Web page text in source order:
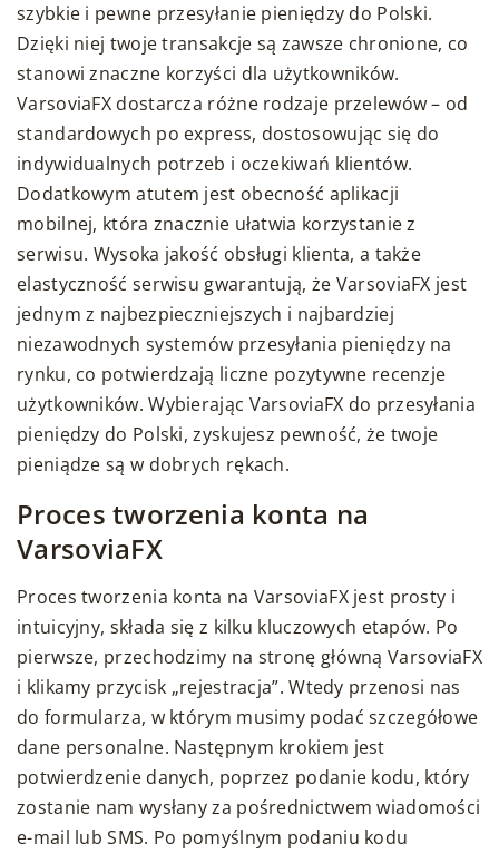
szybkie i pewne przesyłanie pieniędzy do Polski.
Dzięki niej twoje transakcje są zawsze chronione, co
stanowi znaczne korzyści dla użytkowników.
VarsoviaFX dostarcza różne rodzaje przelewów – od
standardowych po express, dostosowując się do
indywidualnych potrzeb i oczekiwań klientów.
Dodatkowym atutem jest obecność aplikacji
mobilnej, która znacznie ułatwia korzystanie z
serwisu. Wysoka jakość obsługi klienta, a także
elastyczność serwisu gwarantują, że VarsoviaFX jest
jednym z najbezpieczniejszych i najbardziej
niezawodnych systemów przesyłania pieniędzy na
rynku, co potwierdzają liczne pozytywne recenzje
użytkowników. Wybierając VarsoviaFX do przesyłania
pieniędzy do Polski, zyskujesz pewność, że twoje
pieniądze są w dobrych rękach.
Proces tworzenia konta na
VarsoviaFX
Proces tworzenia konta na VarsoviaFX jest prosty i
intuicyjny, składa się z kilku kluczowych etapów. Po
pierwsze, przechodzimy na stronę główną VarsoviaFX
i klikamy przycisk „rejestracja”. Wtedy przenosi nas
do formularza, w którym musimy podać szczegółowe
dane personalne. Następnym krokiem jest
potwierdzenie danych, poprzez podanie kodu, który
zostanie nam wysłany za pośrednictwem wiadomości
e-mail lub SMS. Po pomyślnym podaniu kodu